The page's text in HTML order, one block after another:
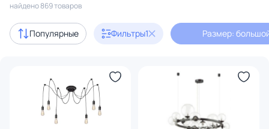
найдено 869 товаров
Популярные Фильтры1 Размер:
Акции 152
Дизайнерский свет 143
В наличии